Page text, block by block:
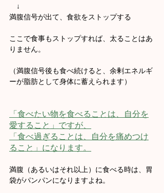
↓
満腹信号が出て、食欲をストップする
ここで食事もストップすれば、太ることはあ
りません。
（満腹信号後も食べ続けると、余剰エネルギ
ーが脂肪として身体に蓄えられます）
「食べたい物を食べることは、自分を
愛すること」ですが、
「食べ過ぎることは、自分を痛めつけ
ること」になります。
満腹（あるいはそれ以上）に食べる時は、胃
袋がパンパンになりますよね。